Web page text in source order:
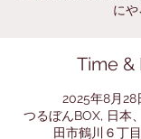
にや
Time &
2025年8月28
つるぼんBOX, 日本
田市鶴川６丁